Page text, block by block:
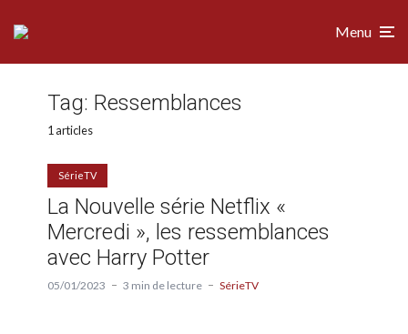
Menu
Tag: Ressemblances
1 articles
SérieTV
La Nouvelle série Netflix «
Mercredi », les ressemblances
avec Harry Potter
05/01/2023 3 min de lecture SérieTV